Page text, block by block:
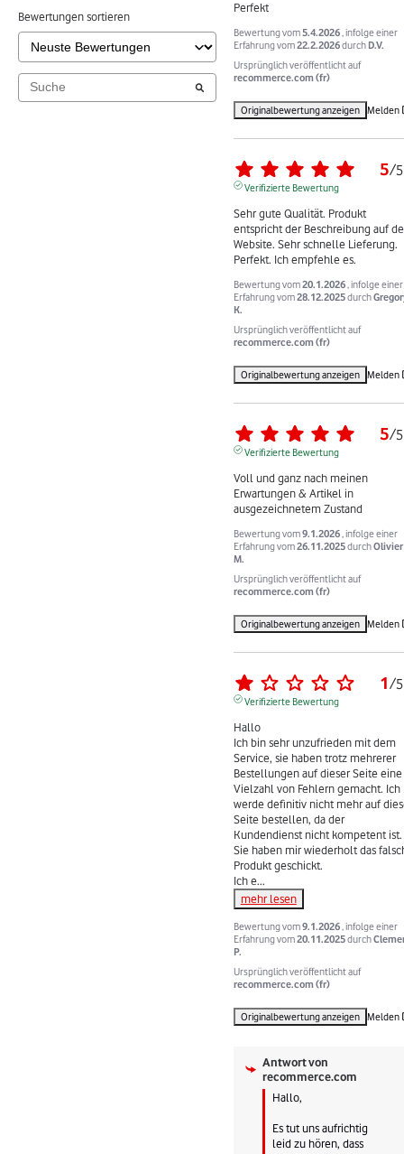
Bewertungen sortieren
Perfekt
Bewertung vom5.4.2026 , infolge einer
Erfahrung vom22.2.2026durch D.V.
Ursprünglich veröffentlicht auf
recommerce.com (fr)
Originalbewertung anzeigen Melden
5/5
Verifizierte Bewertung
Sehr gute Qualität. Produkt
entspricht der Beschreibung auf
Website. Sehr schnelle Lieferung.
Perfekt. Ich empfehle es.
Bewertung vom20.1.2026 , infolge einer
Erfahrung vom28.12.2025durch
K.
Ursprünglich veröffentlicht auf
recommerce.com (fr)
Originalbewertung anzeigen Melden
5/5
Verifizierte Bewertung
Voll und ganz nach meinen
Erwartungen & Artikel in
ausgezeichnetem Zustand
Bewertung vom9.1.2026 , infolge einer
Erfahrung vom26.11.2025durchOlivier
M.
Ursprünglich veröffentlicht auf
recommerce.com (fr)
Originalbewertung anzeigen Melden
1/5
Verifizierte Bewertung
Hallo
Ich bin sehr unzufrieden mit dem
Service, sie haben trotz mehrerer
Bestellungen auf dieser Seite eine
Vielzahl von Fehlern gemacht. Ich
werde definitiv nicht mehr auf
Seite bestellen, da der
Kundendienst nicht kompetent ist.
Sie haben mir wiederholt das
Produkt geschickt.
Ich e...
mehr lesen
Bewertung vom9.1.2026 , infolge einer
Erfahrung vom20.11.2025durch
P.
Ursprünglich veröffentlicht auf
recommerce.com (fr)
Originalbewertung anzeigen Melden
Antwort von
recommerce.com
Hallo,
Es tut uns aufrichtig
leid zu hören, dass